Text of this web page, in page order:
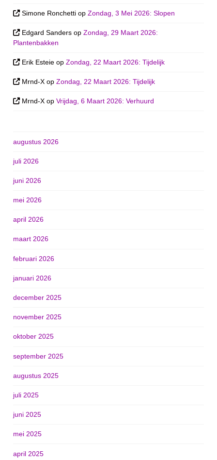
Simone Ronchetti opZondag, 3 Mei 2026: Slopen
Edgard Sanders opZondag, 29 Maart 2026:
Plantenbakken
Erik Esteie opZondag, 22 Maart 2026: Tijdelijk
Mrnd-X opZondag, 22 Maart 2026: Tijdelijk
Mrnd-X opVrijdag, 6 Maart 2026: Verhuurd
augustus 2026
juli 2026
juni 2026
mei 2026
april 2026
maart 2026
februari 2026
januari 2026
december 2025
november 2025
oktober 2025
september 2025
augustus 2025
juli 2025
juni 2025
mei 2025
april 2025